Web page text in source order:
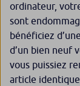
ordinateur,
sont
bénéficiez
d’un bien neuf
vous puissiez
article